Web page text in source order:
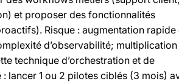
et proposer des fonctionnalités
Risque : augmentation rapide
d’observabilité; multiplication
technique d’orchestration et de
lancer 1 ou 2 pilotes ciblés (3 mois)